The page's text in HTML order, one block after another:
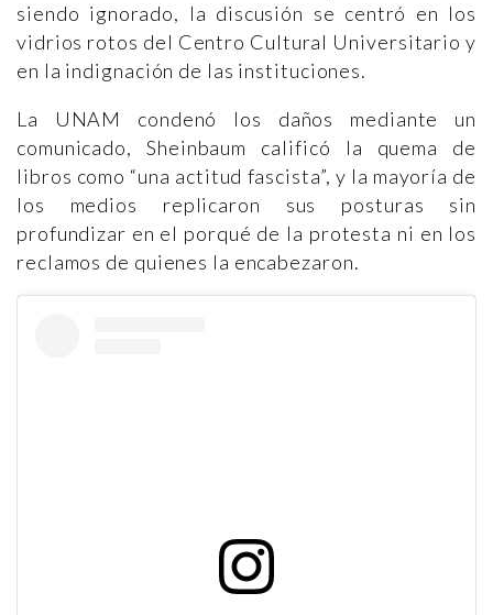
siendo ignorado, la discusión se centró en los
vidrios rotos del Centro Cultural Universitario y
en la indignación de las instituciones.
La UNAM condenó los daños mediante un
comunicado, Sheinbaum calificó la quema de
libros como “una actitud fascista”, y la mayoría de
los medios replicaron sus posturas sin
profundizar en el porqué de la protesta ni en los
reclamos de quienes la encabezaron.